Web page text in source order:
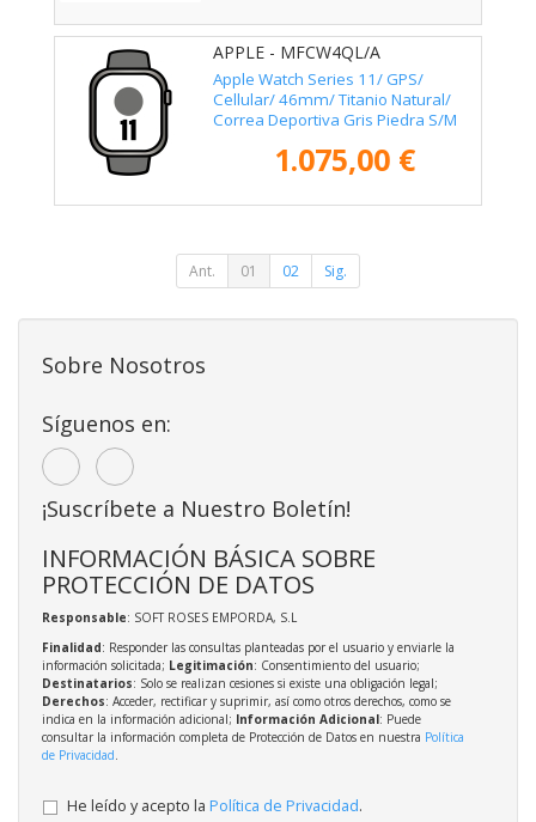
APPLE - MFCW4QL/A
Apple Watch Series 11/ GPS/
Cellular/ 46mm/ Titanio Natural/
Correa Deportiva Gris Piedra S/M
1.075,00 €
Ant. 01 02 Sig.
Sobre Nosotros
Síguenos en:
¡Suscríbete a Nuestro Boletín!
INFORMACIÓN BÁSICA SOBRE
PROTECCIÓN DE DATOS
Responsable: SOFT ROSES EMPORDA, S.L
Finalidad: Responder las consultas planteadas por el usuario y enviarle la
información solicitada; Legitimación: Consentimiento del usuario;
Destinatarios: Solo se realizan cesiones si existe una obligación legal;
Derechos: Acceder, rectificar y suprimir, así como otros derechos, como se
indica en la información adicional; Información Adicional: Puede
consultar la información completa de Protección de Datos en nuestra Política
de Privacidad
He leído y acepto la Política de Privacidad.